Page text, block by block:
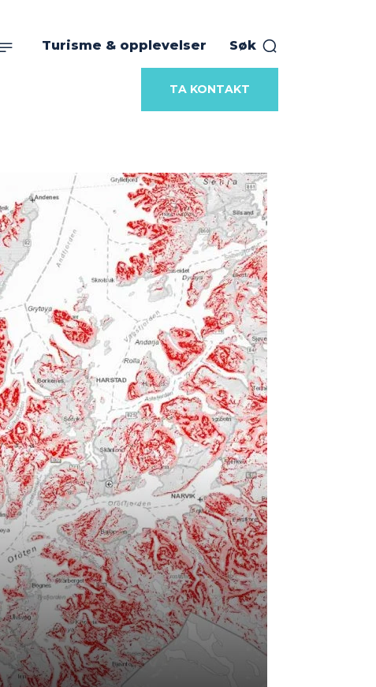
Turisme & opplevelser Søk
TA KONTAKT